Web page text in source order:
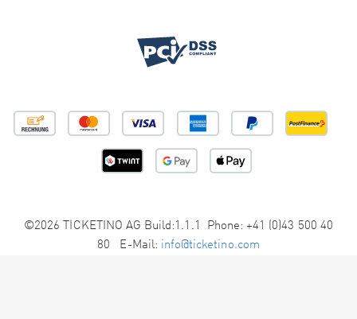
©2026 TICKETINO AG Build:1.1.1 Phone: +41 (0)43 500 40
80 E-Mail: info@ticketino.com